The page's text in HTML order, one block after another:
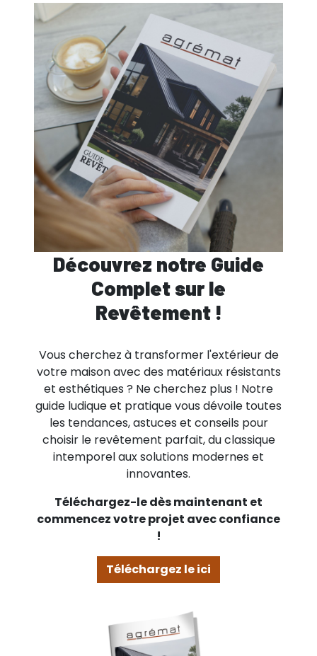
Découvrez notre Guide
Complet sur le
Revêtement !
Vous cherchez à transformer l'extérieur de
votre maison avec des matériaux résistants
et esthétiques ? Ne cherchez plus ! Notre
guide ludique et pratique vous dévoile toutes
les tendances, astuces et conseils pour
choisir le revêtement parfait, du classique
intemporel aux solutions modernes et
innovantes.
Téléchargez-le dès maintenant et
commencez votre projet avec confiance
!
Téléchargez le ici